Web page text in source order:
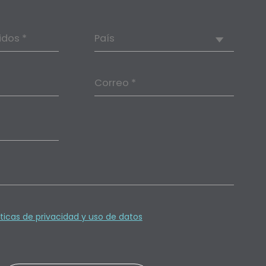
* País
Correo *
de privacidad y uso de datos